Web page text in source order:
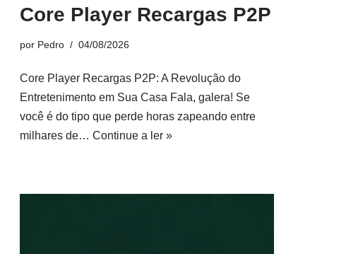
Core Player Recargas P2P
por Pedro 04/08/2026
Core Player Recargas P2P: A Revolução do
Entretenimento em Sua Casa Fala, galera! Se
você é do tipo que perde horas zapeando entre
milhares de… Continue a ler »